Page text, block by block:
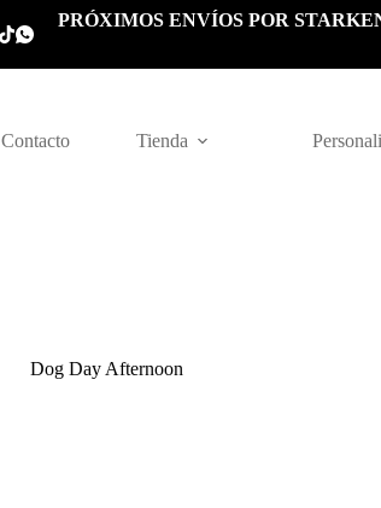
PRÓXIMOS ENVÍOS POR
Contacto Tienda
Dog Day Afternoon